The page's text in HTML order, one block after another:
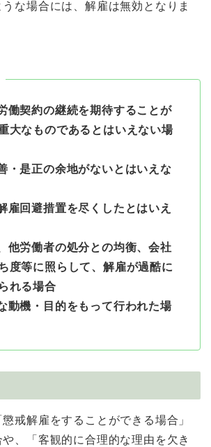
な場合には、解雇は無効となりま
働契約の継続を期待することが
大なものであるとはいえない場
・是正の余地がないとはいえな
雇回避措置を尽くしたとはいえ
他労働者の処分との均衡、会社
度等に照らして、解雇が過酷に
れる場合
動機・目的をもって行われた場
戒解雇をすることができる場合」
、「客観的に合理的な理由を欠き